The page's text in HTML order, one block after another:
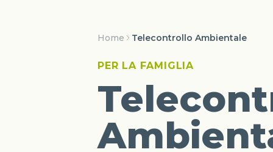
Home Telecontrollo Ambientale
PER LA FAMIGLIA